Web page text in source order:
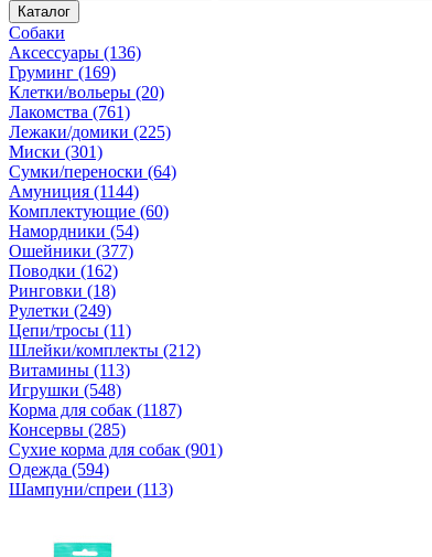
Каталог
Собаки
Аксессуары (136)
Груминг (169)
Клетки/вольеры (20)
Лакомства (761)
Лежаки/домики (225)
Миски (301)
Сумки/переноски (64)
Амуниция (1144)
Комплектующие (60)
Намордники (54)
Ошейники (377)
Поводки (162)
Ринговки (18)
Рулетки (249)
Цепи/тросы (11)
Шлейки/комплекты (212)
Витамины (113)
Игрушки (548)
Корма для собак (1187)
Консервы (285)
Сухие корма для собак (901)
Одежда (594)
Шампуни/спреи (113)